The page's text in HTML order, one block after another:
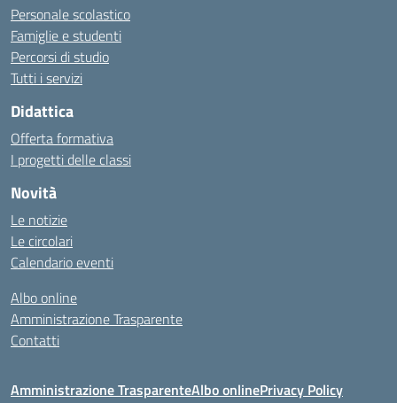
Personale scolastico
Famiglie e studenti
Percorsi di studio
Tutti i servizi
Didattica
Offerta formativa
I progetti delle classi
Novità
Le notizie
Le circolari
Calendario eventi
Albo online
Amministrazione Trasparente
Contatti
Amministrazione TrasparenteAlbo onlinePrivacy Policy